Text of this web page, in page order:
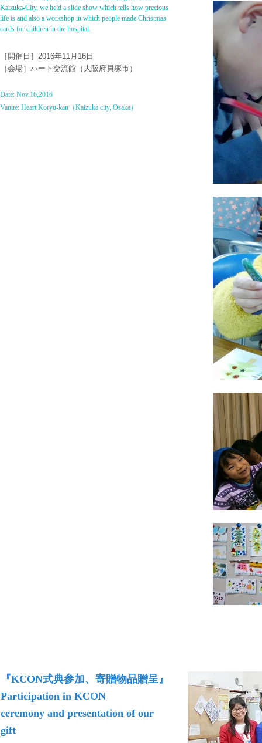
Kaizuka-City, we held a slide show which tells how precious
life is and also a workshop in which people made Christmas
cards for children in the hospital.
​［開催日］ 2016年11月16日
​［会場］ハート交流館（大阪府貝塚市）
Date: Nov.16,2016
​Vanue: Heart Koryu-kan（Kaizuka city, Osaka）
『KCON式典参加、寄贈物品贈呈』
Participation in KCON
ceremony and presentation of our
gift